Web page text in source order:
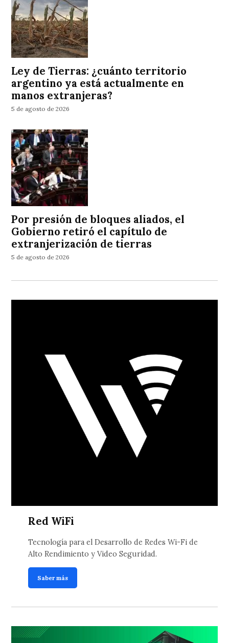
Ley de Tierras: ¿cuánto territorio
argentino ya está actualmente en
manos extranjeras?
5 de agosto de 2026
Por presión de bloques aliados, el
Gobierno retiró el capítulo de
extranjerización de tierras
5 de agosto de 2026
Red WiFi
Tecnología para el Desarrollo de Redes Wi-Fi de
Alto Rendimiento y Video Seguridad.
Saber más